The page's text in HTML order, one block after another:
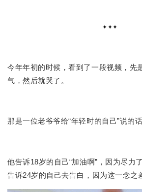
✦✦✦
今年年初的时候，看到了一段视频，先
气，然后就哭了。
那是一位老爷爷给“年轻时的自己”说的话
他告诉18岁的自己“加油啊”，因为尽力
告诉24岁的自己去告白，因为这一念之